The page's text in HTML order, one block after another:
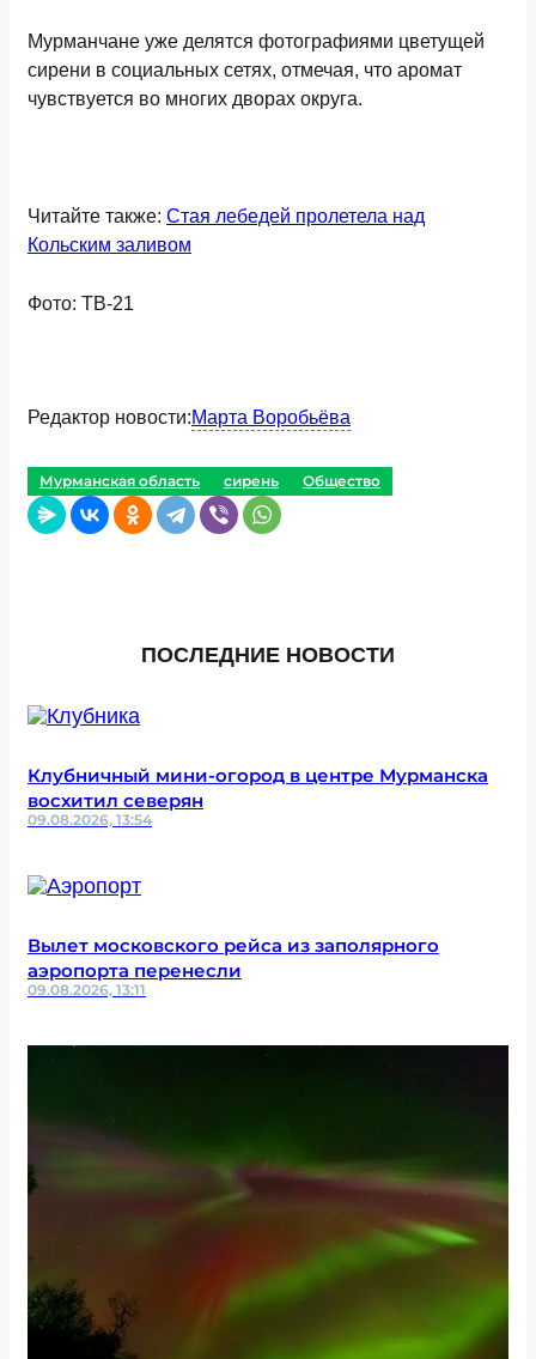
Мурманчане уже делятся фотографиями цветущей
сирени в социальных сетях, отмечая, что аромат
чувствуется во многих дворах округа.
Читайте также: Стая лебедей пролетела над
Кольским заливом
Фото: ТВ-21
Редактор новости:Марта Воробьёва
Мурманская область сирень Общество
ПОСЛЕДНИЕ НОВОСТИ
Клубничный мини-огород в центре Мурманска
восхитил северян
09.08.2026, 13:54
Вылет московского рейса из заполярного
аэропорта перенесли
09.08.2026, 13:11